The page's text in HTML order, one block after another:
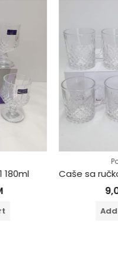
KM
Add to cart